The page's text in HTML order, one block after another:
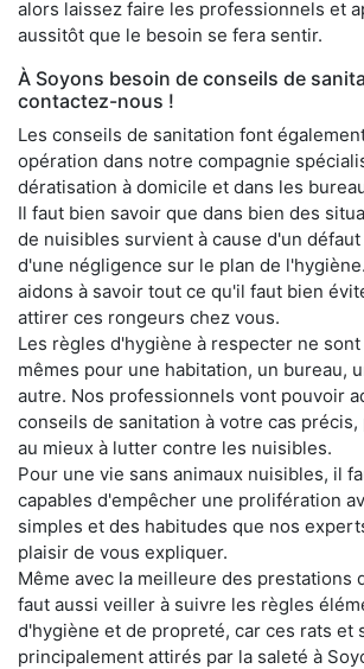
alors laissez faire les professionnels et
aussitôt que le besoin se fera sentir.
À Soyons besoin de conseils de
contactez-nous !
Les conseils de sanitation font
opération dans notre compagnie
dératisation à domicile et dans les
Il faut bien savoir que dans bien des
de nuisibles survient à cause d'un
d'une négligence sur le plan de
aidons à savoir tout ce qu'il faut bien
attirer ces rongeurs chez vous.
Les règles d'hygiène à respecter ne
mêmes pour une habitation, un bureau,
autre. Nos professionnels vont pouvoir
conseils de sanitation à votre cas
au mieux à lutter contre les nuisibles.
Pour une vie sans animaux nuisibles, il
capables d'empêcher une prolifération
simples et des habitudes que nos
plaisir de vous expliquer.
Même avec la meilleure des prestations
faut aussi veiller à suivre les règles
d'hygiène et de propreté, car ces rats et
principalement attirés par la saleté à